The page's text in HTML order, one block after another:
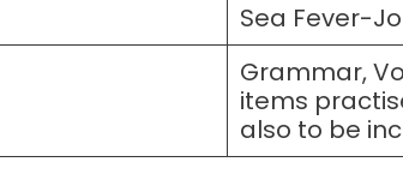
Sea Fever-
Grammar,
items
also to be